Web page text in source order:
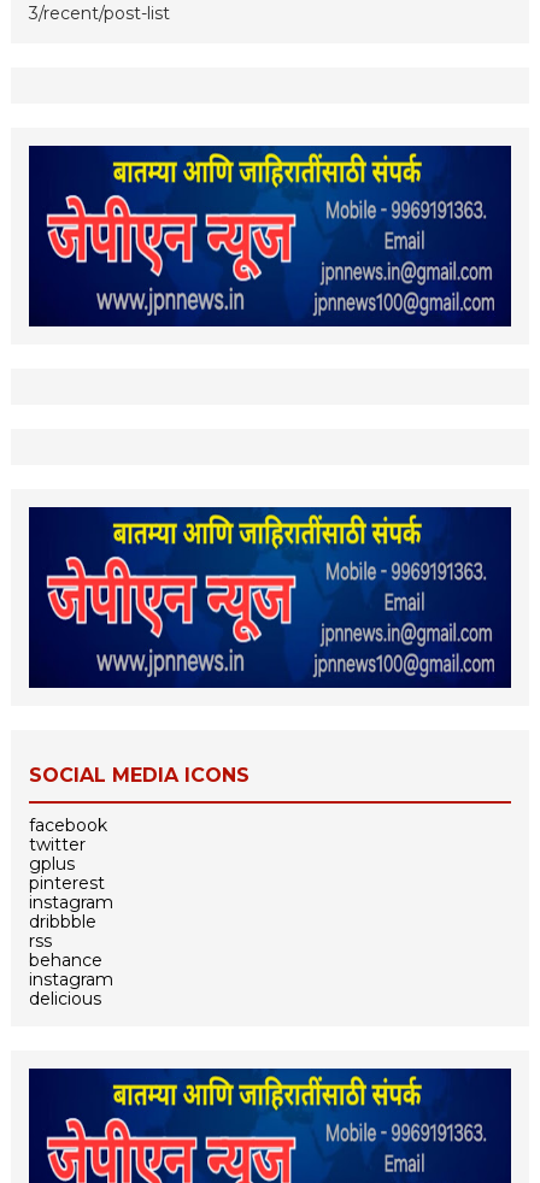
3/recent/post-list
SOCIAL MEDIA ICONS
facebook
twitter
gplus
pinterest
instagram
dribbble
rss
behance
instagram
delicious